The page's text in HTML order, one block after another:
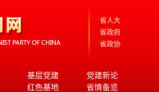
省人大
省政府
省政协
基层党建
党建新论
红色基地 省情备览